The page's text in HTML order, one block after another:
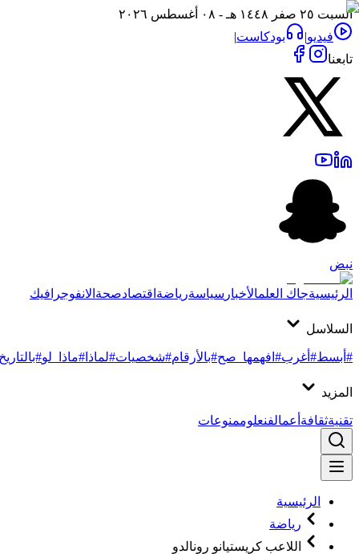
السبت ٢٥ صفر ١٤٤٨ هـ - ٠٨ أغسطس ٢٠٢٦
فيديو| بودكاست|
تابعنا
نبض
الرئيسيةجاك العلمالأخبار سياسةرياضةاقتصادصحةالانفوجرافيك
السلاسل
#أبسط#أغرب#افهمها_صح#بالأرقام#شخصيات#لماذا #ماذا_لو#بالتاريخ
المزيد
تقنيةثقافةأعمالفنعلوممنوعات
الرئيسية
رياضة
اللاعب كريستيانو رونالدو